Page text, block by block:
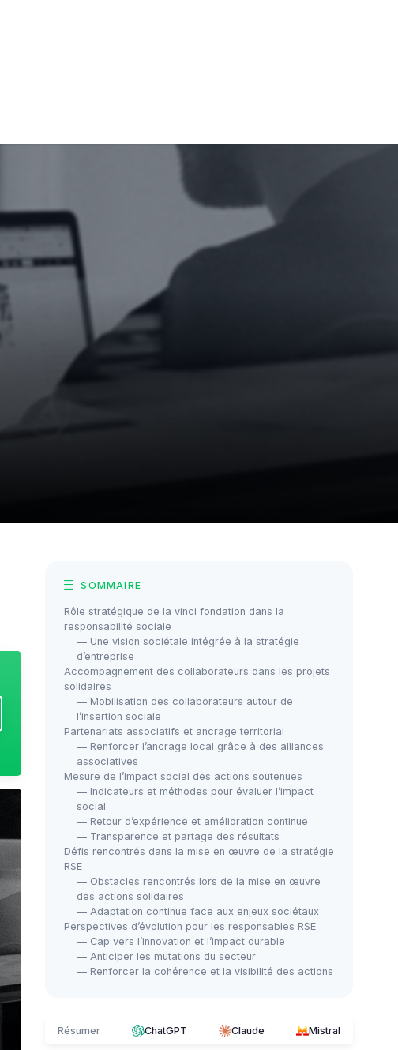
SOMMAIRE
Rôle stratégique de la vinci fondation dans la
responsabilité sociale
— Une vision sociétale intégrée à la stratégie
d’entreprise
Accompagnement des collaborateurs dans les projets
solidaires
— Mobilisation des collaborateurs autour de
l’insertion sociale
Partenariats associatifs et ancrage territorial
— Renforcer l’ancrage local grâce à des alliances
associatives
Mesure de l’impact social des actions soutenues
— Indicateurs et méthodes pour évaluer l’impact
social
— Retour d’expérience et amélioration continue
— Transparence et partage des résultats
Défis rencontrés dans la mise en œuvre de la stratégie
RSE
— Obstacles rencontrés lors de la mise en œuvre
des actions solidaires
— Adaptation continue face aux enjeux sociétaux
Perspectives d’évolution pour les responsables RSE
— Cap vers l’innovation et l’impact durable
— Anticiper les mutations du secteur
— Renforcer la cohérence et la visibilité des actions
Résumer ChatGPT Claude Mistral